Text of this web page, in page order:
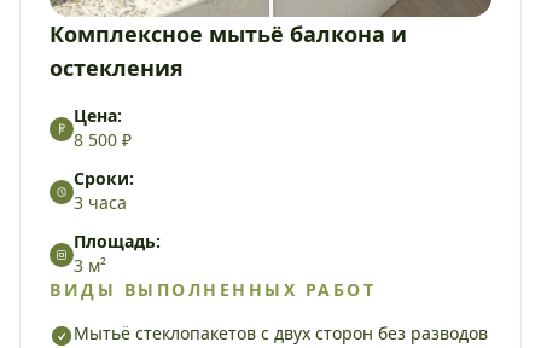
Комплексное мытьё балкона и
остекления
Цена:
8 500 ₽
Сроки:
3 часа
Площадь:
3 м²
ВИДЫ ВЫПОЛНЕННЫХ РАБОТ
Мытьё стеклопакетов с двух сторон без разводов